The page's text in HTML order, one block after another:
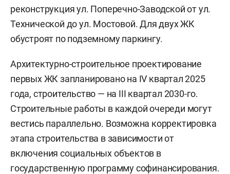
реконструкция ул. Поперечно-Заводской от ул.
Технической до ул. Мостовой. Для двух ЖК
обустроят по подземному паркингу.
Архитектурно-строительное проектирование
первых ЖК запланировано на IV квартал 2025
года, строительство — на III квартал 2030-го.
Строительные работы в каждой очереди могут
вестись параллельно. Возможна корректировка
этапа строительства в зависимости от
включения социальных объектов в
государственную программу софинансирования.